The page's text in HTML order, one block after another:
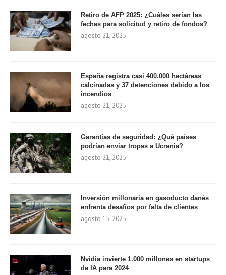
Retiro de AFP 2025: ¿Cuáles serían las
fechas para solicitud y retiro de fondos?
agosto 21, 2025
España registra casi 400.000 hectáreas
calcinadas y 37 detenciones debido a los
incendios
agosto 21, 2025
Garantías de seguridad: ¿Qué países
podrían enviar tropas a Ucrania?
agosto 21, 2025
Inversión millonaria en gasoducto danés
enfrenta desafíos por falta de clientes
agosto 15, 2025
Nvidia invierte 1.000 millones en startups
de IA para 2024